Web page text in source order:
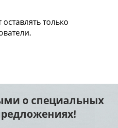
только
о специальных